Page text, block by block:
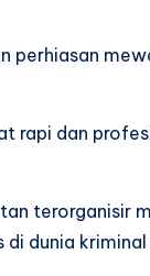
perhiasan
rapi dan
terorganisir
dunia